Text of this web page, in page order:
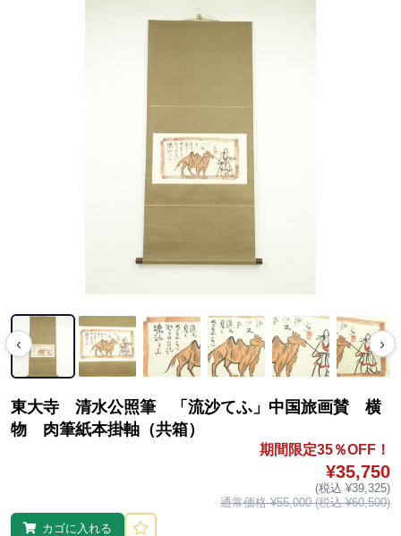
‹ ›
東大寺 清水公照筆 「流沙てふ」中国旅画賛 横
物 肉筆紙本掛軸（共箱）
期間限定35％OFF！
¥35,750
(税込 ¥39,325)
通常価格 ¥55,000 (税込 ¥60,500)
カゴに入れる